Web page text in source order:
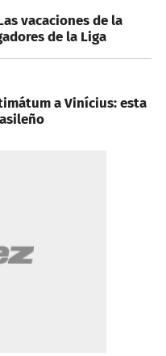
vacaciones de la
de la Liga
a Vinícius: esta